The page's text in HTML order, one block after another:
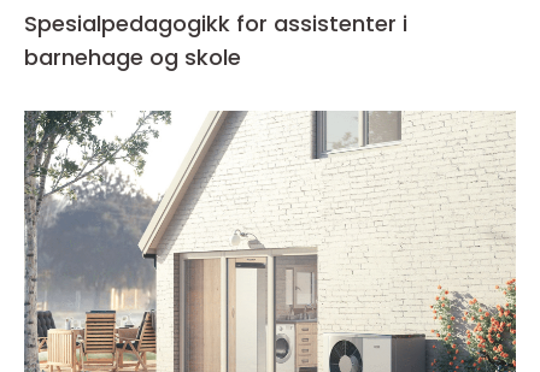
Spesialpedagogikk for assistenter i
barnehage og skole